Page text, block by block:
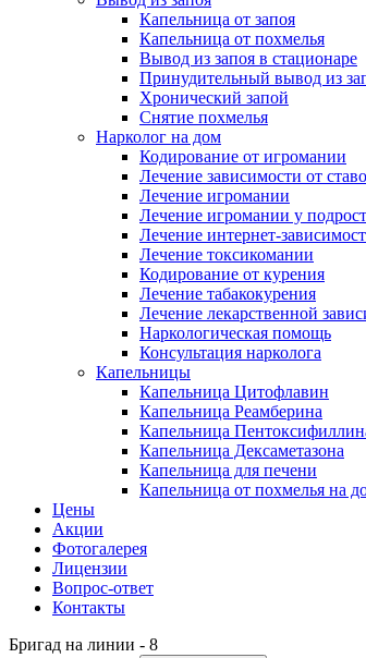
Капельница от запоя
Капельница от похмелья
Вывод из запоя в стационаре
Принудительный вывод из
Хронический запой
Снятие похмелья
Нарколог на дом
Кодирование от игромании
Лечение зависимости от
Лечение игромании
Лечение игромании у
Лечение интернет-
Лечение токсикомании
Кодирование от курения
Лечение табакокурения
Лечение лекарственной
Наркологическая помощь
Консультация нарколога
Капельницы
Капельница Цитофлавин
Капельница Реамберина
Капельница
Капельница Дексаметазона
Капельница для печени
Капельница от похмелья на
Цены
Акции
Фотогалерея
Лицензии
Вопрос-ответ
Контакты
Бригад на линии - 8